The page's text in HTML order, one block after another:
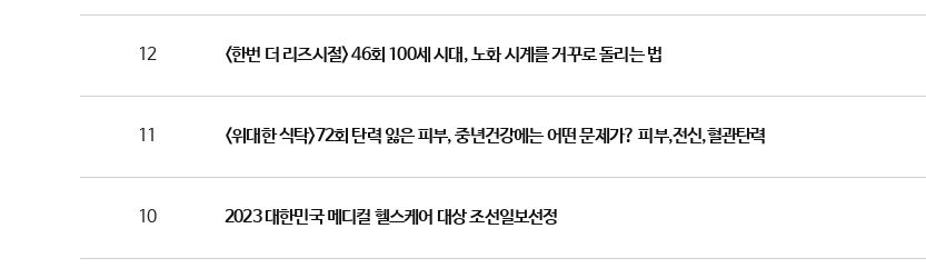
12 <한번 더 리즈시절> 46회 100세 시대, 노화 시계를 거꾸로 돌리는 법
11 <위대한 식탁>72회 탄력 잃은 피부, 중년건강에는 어떤 문제가? 피부,전신,혈관탄력
10 2023 대한민국 메디컬 헬스케어 대상 조선일보선정